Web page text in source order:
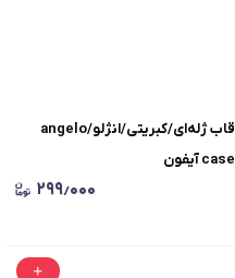
قاب ژله‌ای/کبریتی/انژلو/angelo
case آیفون
۲۹۹٫۰۰۰